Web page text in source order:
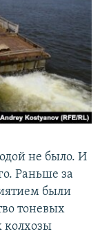
не было. И
Раньше за
были
тоневых
колхозы